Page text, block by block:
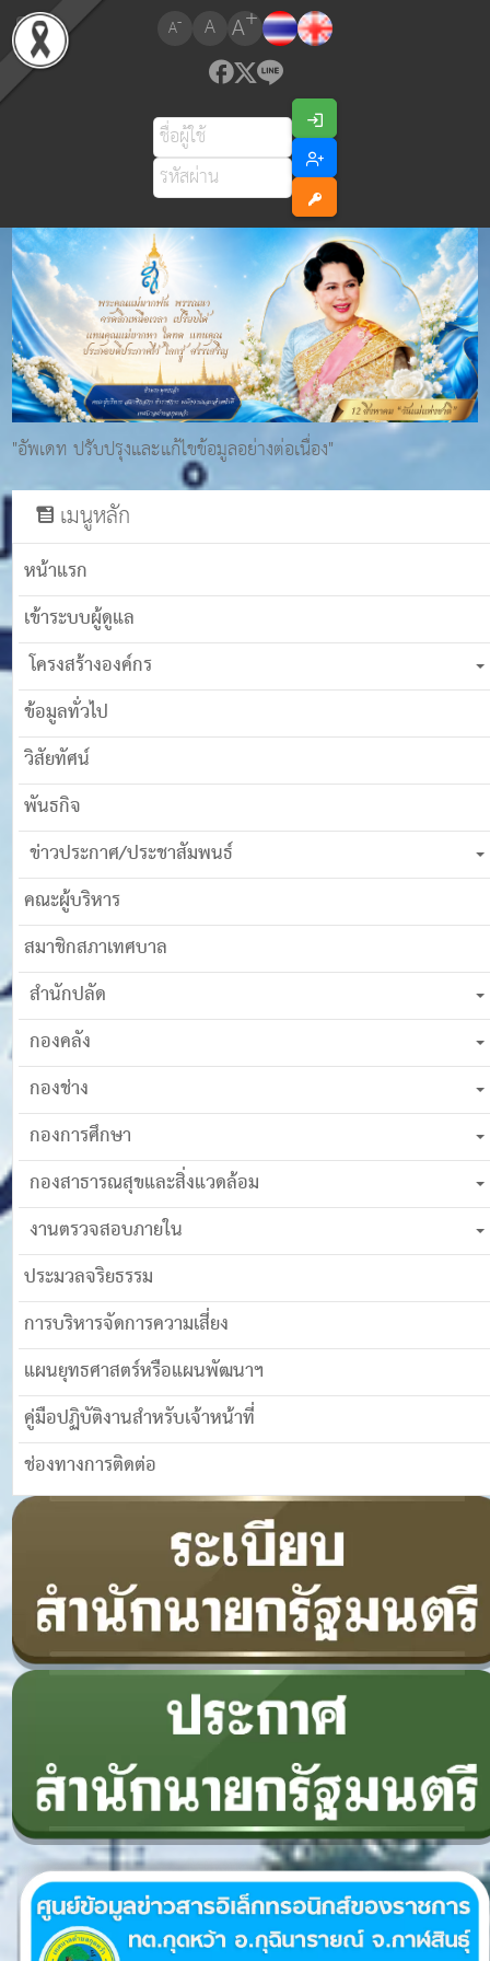
A- A A+
"อัพเดท ปรับปรุงและแก้ไขข้อมูลอย่างต่อเนื่อง"
เมนูหลัก
หน้าแรก
เข้าระบบผู้ดูแล
โครงสร้างองค์กร
ข้อมูลทั่วไป
วิสัยทัศน์
พันธกิจ
ข่าวประกาศ/ประชาสัมพนธ์
คณะผู้บริหาร
สมาชิกสภาเทศบาล
สำนักปลัด
กองคลัง
กองช่าง
กองการศึกษา
กองสาธารณสุขและสิ่งแวดล้อม
งานตรวจสอบภายใน
ประมวลจริยธรรม
การบริหารจัดการความเสี่ยง
แผนยุทธศาสตร์หรือแผนพัฒนาฯ
คู่มือปฏิบัติงานสำหรับเจ้าหน้าที่
ช่องทางการติดต่อ